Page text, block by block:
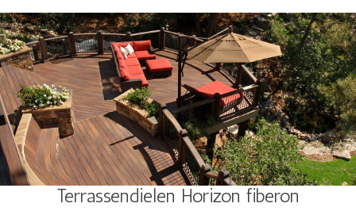
Terrassendielen Horizon fiberon